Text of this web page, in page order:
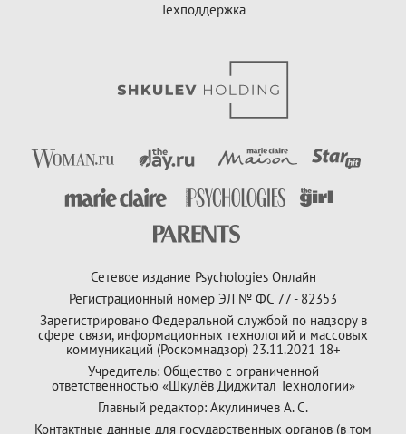
Техподдержка
Сетевое издание Psychologies Онлайн
Регистрационный номер ЭЛ № ФС 77 - 82353
Зарегистрировано Федеральной службой по надзору в
сфере связи, информационных технологий и массовых
коммуникаций (Роскомнадзор) 23.11.2021 18+
Учредитель: Общество с ограниченной
ответственностью «Шкулёв Диджитал Технологии»
Главный редактор: Акулиничев А. С.
Контактные данные для государственных органов (в том